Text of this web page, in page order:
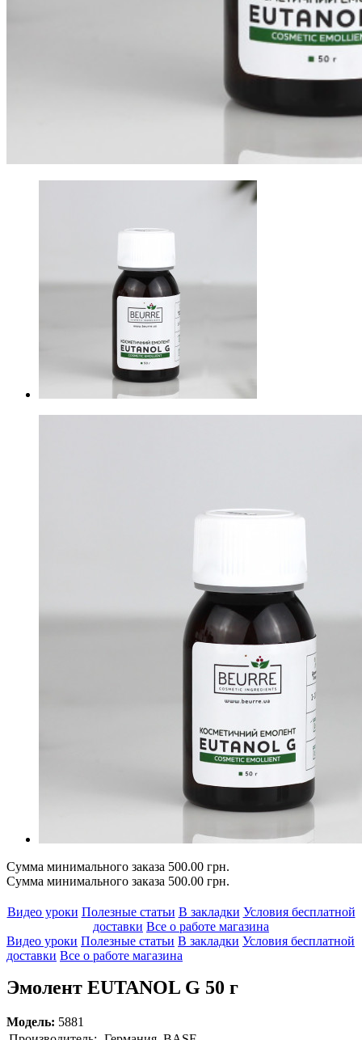
Сумма минимального заказа 500.00 грн.
Сумма минимального заказа 500.00 грн.
Видео уроки Полезные статьи В закладки Условия бесплатной
доставки Все о работе магазина
Видео уроки Полезные статьи В закладки Условия бесплатной
доставки Все о работе магазина
Эмолент EUTANOL G 50 г
Модель: 5881